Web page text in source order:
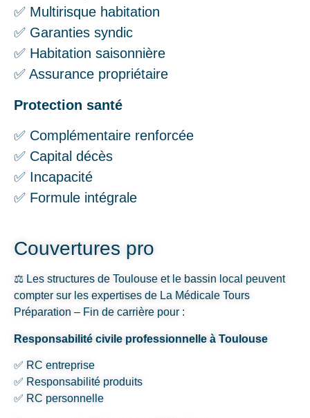
✅ Multirisque habitation
✅ Garanties syndic
✅ Habitation saisonnière
✅ Assurance propriétaire
Protection santé
✅ Complémentaire renforcée
✅ Capital décès
✅ Incapacité
✅ Formule intégrale
Couvertures pro
⚖️ Les structures de Toulouse et le bassin local peuvent
compter sur les expertises de La Médicale Tours
Préparation – Fin de carrière pour :
Responsabilité civile professionnelle à Toulouse
✅ RC entreprise
✅ Responsabilité produits
✅ RC personnelle